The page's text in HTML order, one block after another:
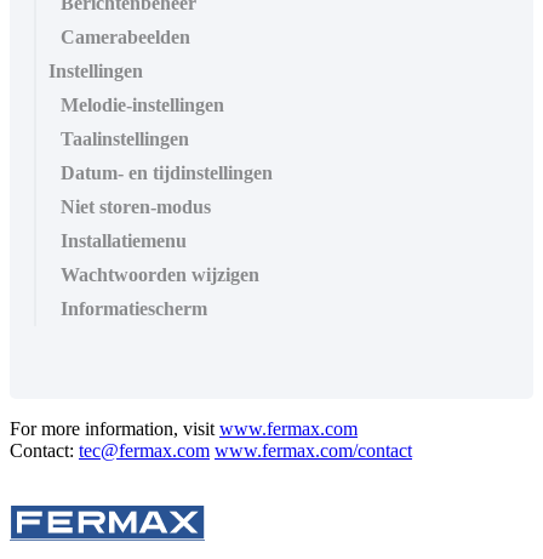
Camerabeelden
Instellingen
Melodie-instellingen
Taalinstellingen
Datum- en tijdinstellingen
Niet storen-modus
Installatiemenu
Wachtwoorden wijzigen
Informatiescherm
For more information, visit www.fermax.com
Contact: tec@fermax.com www.fermax.com/contact